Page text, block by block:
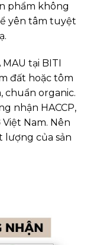
phẩm không
yên tâm tuyệt
tại BITI
đất hoặc tôm
chuẩn organic.
nhận HACCP,
Nam. Nên
lượng của sản